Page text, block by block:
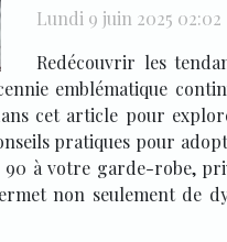
Lundi 9 juin 2025 02:02
Redécouvrir les
emblématique
cet article pour
pratiques pour
à votre garde-robe,
non seulement de